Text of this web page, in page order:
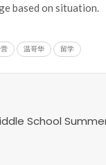
based on situation.
温哥华 留学
School